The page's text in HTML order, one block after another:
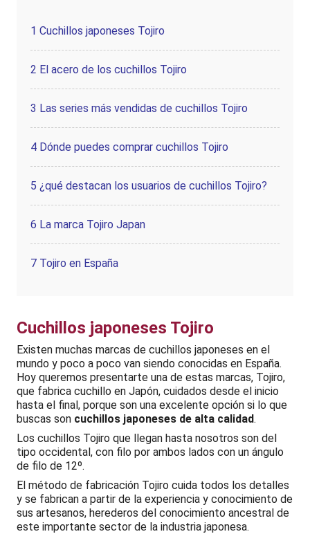
1 Cuchillos japoneses Tojiro
2 El acero de los cuchillos Tojiro
3 Las series más vendidas de cuchillos Tojiro
4 Dónde puedes comprar cuchillos Tojiro
5 ¿qué destacan los usuarios de cuchillos Tojiro?
6 La marca Tojiro Japan
7 Tojiro en España
Cuchillos japoneses Tojiro
Existen muchas marcas de cuchillos japoneses en el
mundo y poco a poco van siendo conocidas en España.
Hoy queremos presentarte una de estas marcas, Tojiro,
que fabrica cuchillo en Japón, cuidados desde el inicio
hasta el final, porque son una excelente opción si lo que
buscas son cuchillos japoneses de alta calidad.
Los cuchillos Tojiro que llegan hasta nosotros son del
tipo occidental, con filo por ambos lados con un ángulo
de filo de 12º.
El método de fabricación Tojiro cuida todos los detalles
y se fabrican a partir de la experiencia y conocimiento de
sus artesanos, herederos del conocimiento ancestral de
este importante sector de la industria japonesa.